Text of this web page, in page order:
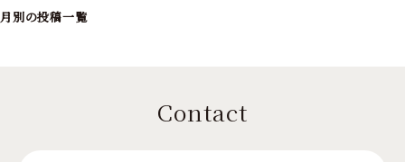
月別の投稿一覧
Contact